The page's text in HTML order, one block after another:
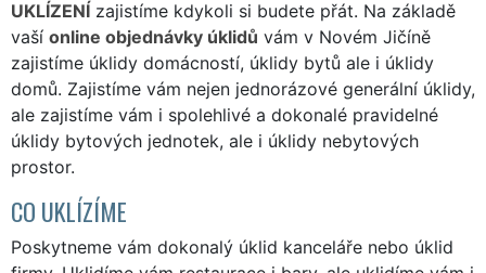
UKLÍZENÍ zajistíme kdykoli si budete přát. Na základě
vaší online objednávky úklidů vám v Novém Jičíně
zajistíme úklidy domácností, úklidy bytů ale i úklidy
domů. Zajistíme vám nejen jednorázové generální úklidy,
ale zajistíme vám i spolehlivé a dokonalé pravidelné
úklidy bytových jednotek, ale i úklidy nebytových
prostor.
CO UKLÍZÍME
Poskytneme vám dokonalý úklid kanceláře nebo úklid